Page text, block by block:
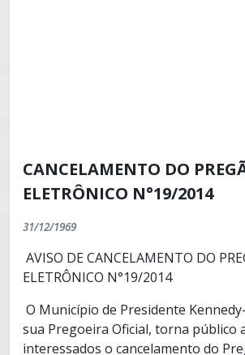
CANCELAMENTO DO
ELETRÔNICO N°19/2014
31/12/1969
AVISO DE CANCELAMENTO DO
ELETRÔNICO N°19/2014
O Município de Presidente
sua Pregoeira Oficial, torna público
interessados o cancelamento do